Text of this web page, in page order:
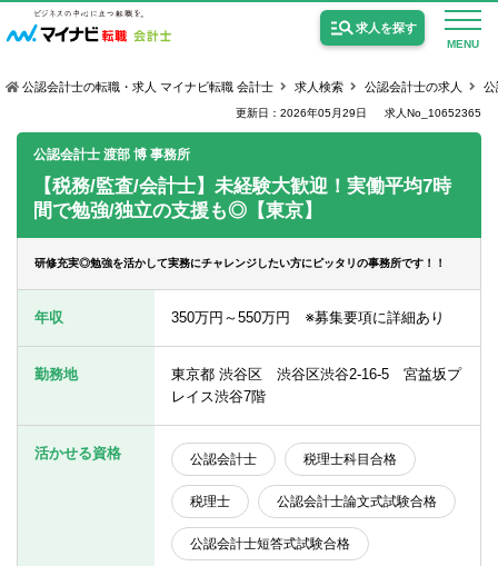
MENU
求人を探す
公認会計士の求人
監査法人の求人
個別転職相談会・セミナー
転職お役立ち情報
ご利用ガイド
公認会計士の転職・求人 マイナビ転職 会計士 求人検索 公認会計士の求人 公
更新日：2026年05月29日 求人No_10652365
公認会計士 渡部 博 事務所
【税務/監査/会計士】未経験大歓迎！実働平均7時
間で勉強/独立の支援も◎【東京】
研修充実◎勉強を活かして実務にチャレンジしたい方にピッタリの事務所です！！
年収 350万円～550万円 ※募集要項に詳細あり
勤務地
東京都 渋谷区 渋谷区渋谷2-16-5 宮益坂プ
レイス渋谷7階
活かせる資格 公認会計士 税理士科目合格
税理士 公認会計士論文式試験合格
公認会計士短答式試験合格